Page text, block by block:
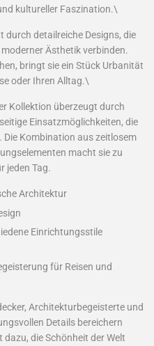
kultureller Faszination.\
durch detailreiche Designs, die
Ästhetik verbinden.
bringt sie ein Stück Urbanität
oder Ihren Alltag.\
Kollektion überzeugt durch
Einsatzmöglichkeiten, die
Kombination aus zeitlosem
macht sie zu
jeden Tag.
Architektur
Einrichtungsstile
für Reisen und
Architekturbegeisterte und
Details bereichern
die Schönheit der Welt